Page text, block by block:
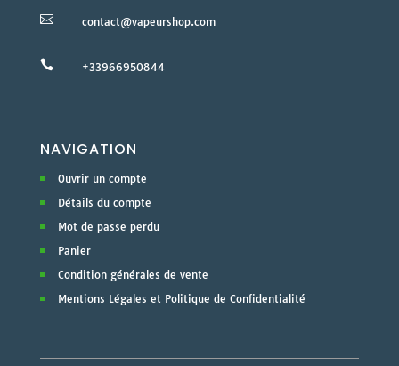
 contact@vapeurshop.com
 +33966950844
NAVIGATION
Ouvrir un compte
Détails du compte
Mot de passe perdu
Panier
Condition générales de vente
Mentions Légales et Politique de Confidentialité